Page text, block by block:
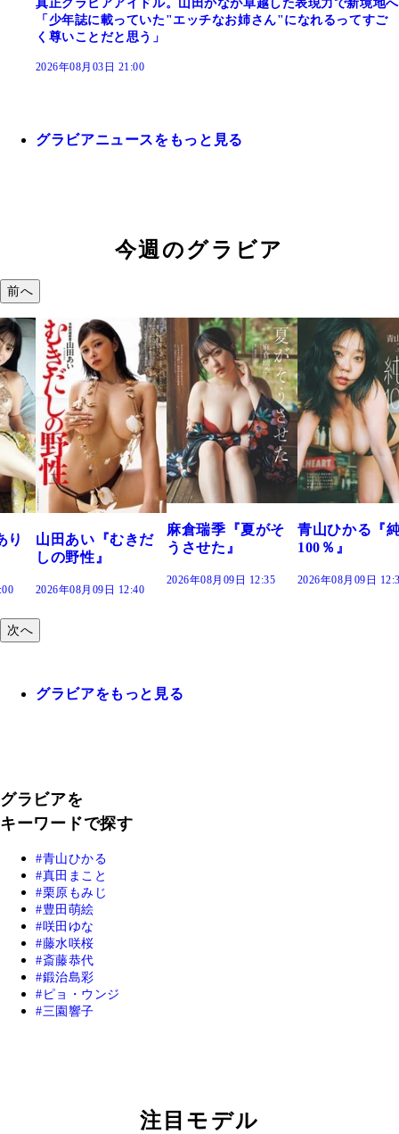
真正グラビアアイドル。山田かなが卓越した表現力で新境地へ
「少年誌に載っていた"エッチなお姉さん"になれるってすご
く尊いことだと思う」
2026年08月03日 21:00
グラビアニュースをもっと見る
今週のグラビア
前へ
だ
麻倉瑞季『夏がそ
うさせた』
青山ひかる『純度
100％』
2026年08月09日 12:30
溝端 葵『も
つの、あおい
で。』
2026年08月09日
次へ
グラビアをもっと見る
グラビアを
キーワードで探す
青山ひかる
真田まこと
栗原もみじ
豊田萌絵
咲田ゆな
藤水咲桜
斎藤恭代
鍛治島彩
ピョ・ウンジ
三園響子
注目モデル